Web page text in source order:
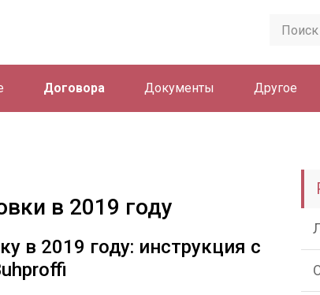
Договора Документы Другое
в 2019 году
в 2019 году: инструкция с